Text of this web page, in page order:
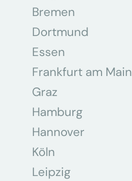
Bremen
Dortmund
Essen
Frankfurt am Main
Graz
Hamburg
Hannover
Köln
Leipzig